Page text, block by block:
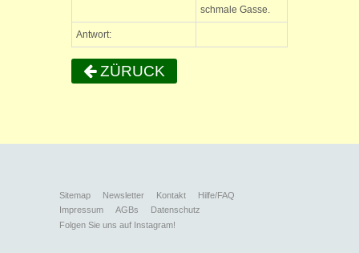
schmale Gasse.
Antwort:
ZÜRUCK
Sitemap Newsletter Kontakt
Hilfe/FAQ
Impressum
AGBs
Datenschutz
Folgen Sie uns auf Instagram!